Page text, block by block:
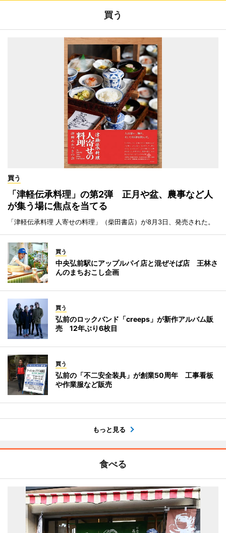
買う
買う
「津軽伝承料理」の第2弾 正月や盆、農事など人
が集う場に焦点を当てる
「津軽伝承料理 人寄せの料理」（柴田書店）が8月3日、発売された。
買う
中央弘前駅にアップルパイ店と混ぜそば店 王林さ
んのまちおこし企画
買う
弘前のロックバンド「creeps」が新作アルバム販
売 12年ぶり6枚目
買う
弘前の「不二安全装具」が創業50周年 工事看板
や作業服など販売
もっと見る
食べる